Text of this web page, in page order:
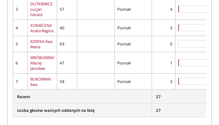
3
DUTKIEWICZ
Lucjan
Gerard
57 Poznań 4
4
KONIECZNA
Aneta Regina
40 Poznań 3
5
RZEPKA Ewa
Maria
69 Poznań 0
6
WRÓBLEWSKI
Maciej
Jarosław
47 Poznań 1
7
BUKOWIAN
Ewa
58 Poznań 3
Razem 27
Liczba głosów ważnych oddanych na listę 27